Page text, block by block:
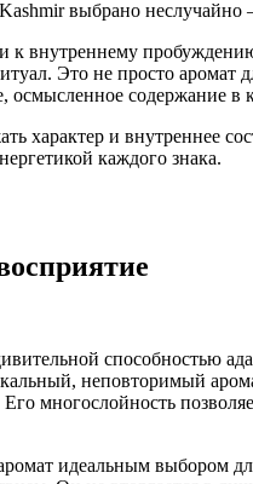
выбрано
к внутреннему
Это не просто
осмысленное содержание
характер и внутреннее
каждого знака.
способностью
неповторимый
многослойность
идеальным выбором